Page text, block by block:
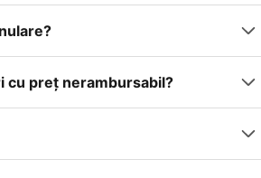
cu preţ nerambursabil?